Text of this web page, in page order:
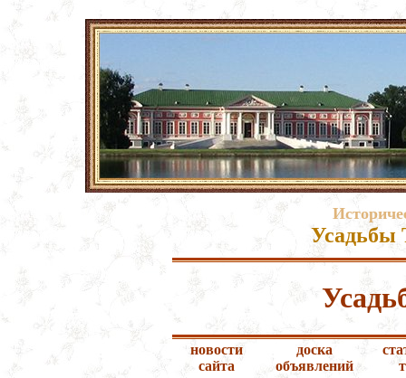
Усадьбы
новости
сайта
доска
объявлений